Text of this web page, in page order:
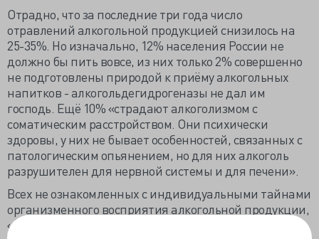
Отрадно, что за последние три года число
отравлений алкогольной продукцией снизилось на
25-35%. Но изначально, 12% населения России не
должно бы пить вовсе, из них только 2% совершенно
не подготовлены природой к приёму алкогольных
напитков - алкогольдегидрогеназы не дал им
господь. Ещё 10% «страдают алкоголизмом с
соматическим расстройством. Они психически
здоровы, у них не бывает особенностей, связанных с
патологическим опьянением, но для них алкоголь
разрушителен для нервной системы и для печени».
Всех не ознакомленных с индивидуальными тайнами
организменного восприятия алкогольной продукции,
«до того, как начать» господин Брюн приглашает в